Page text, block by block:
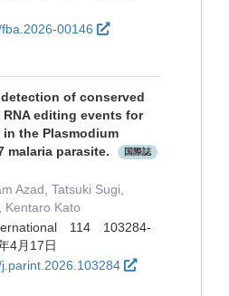
00146
of conserved
editing events for
the Plasmodium
malaria parasite.
国際誌
Azad, Tatsuki Sugi,
Kentaro Kato
114 103284-
4月17日